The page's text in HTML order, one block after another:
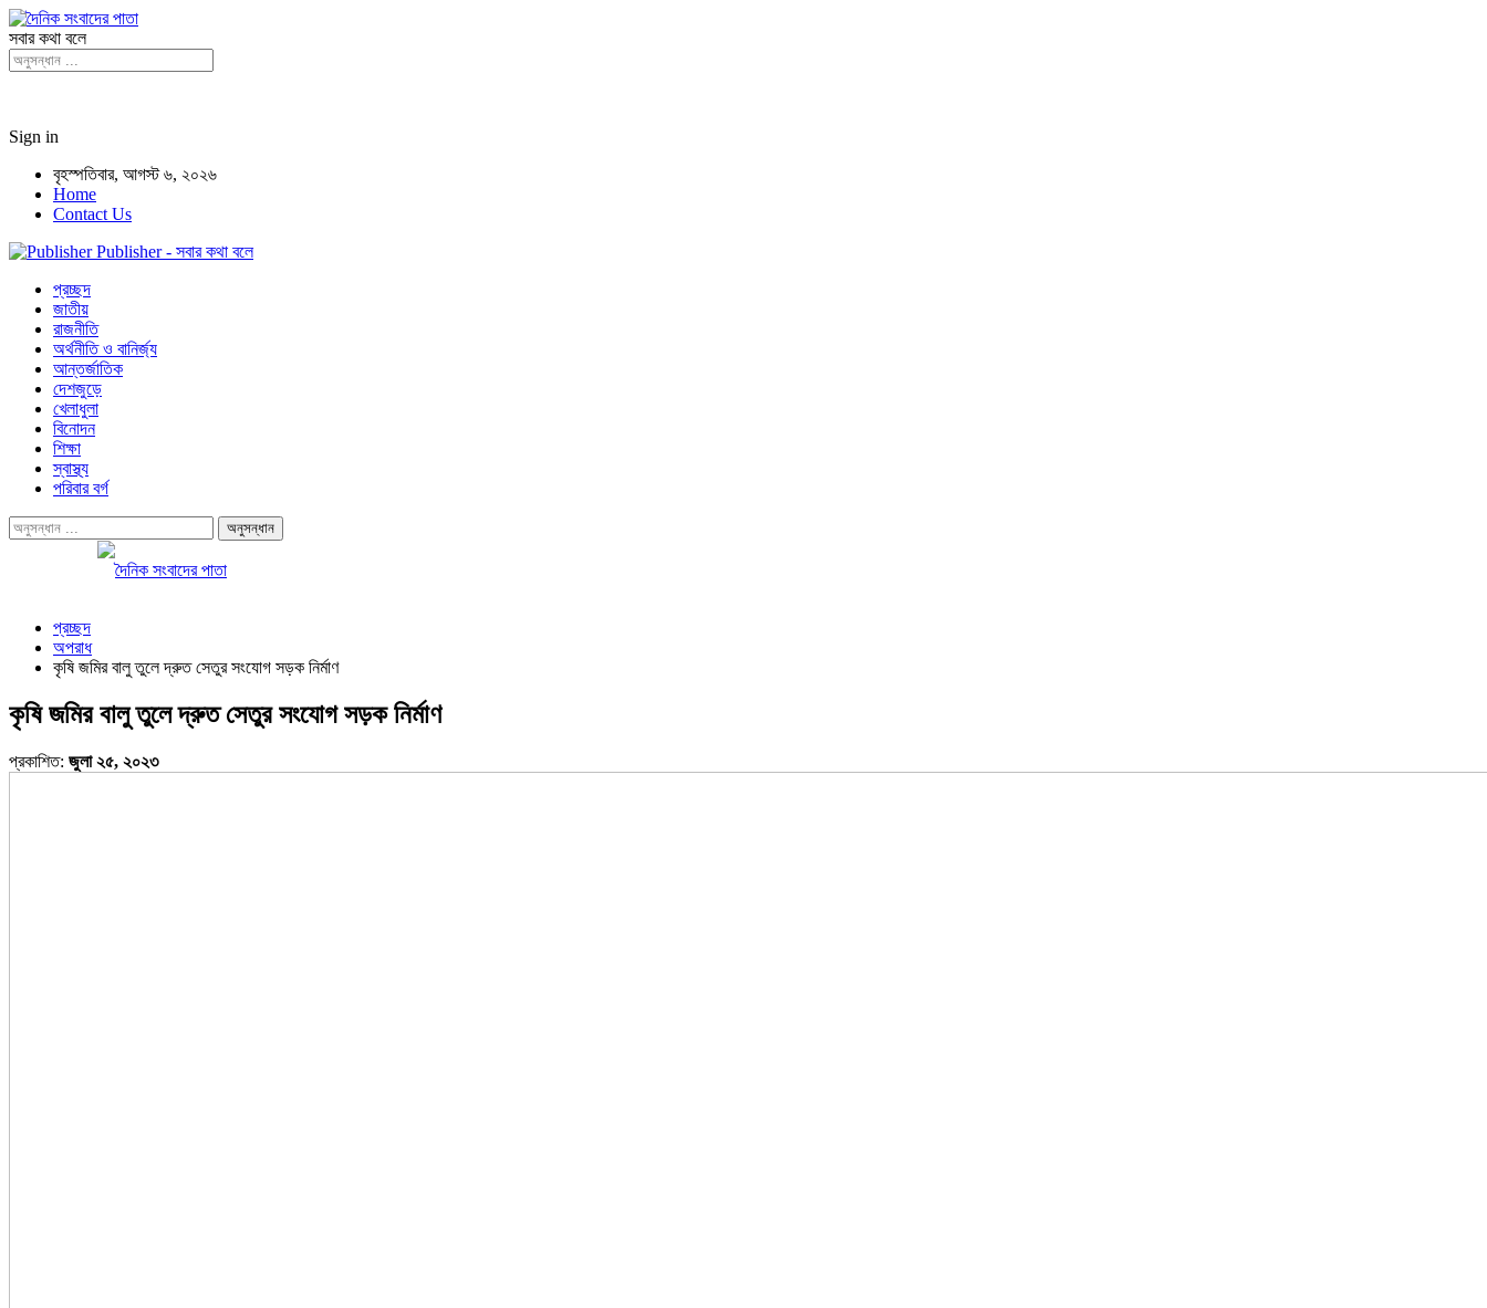
সবার কথা বলে
Sign in
বৃহস্পতিবার, আগস্ট ৬, ২০২৬
Home
Contact Us
Publisher - সবার কথা বলে
প্রচ্ছদ
জাতীয়
রাজনীতি
অর্থনীতি ও বানির্জ্য
আন্তর্জাতিক
দেশজুড়ে
খেলাধুলা
বিনোদন
শিক্ষা
স্বাস্থ্য
পরিবার বর্গ
প্রচ্ছদ
অপরাধ
কৃষি জমির বালু তুলে দ্রুত সেতুর সংযোগ সড়ক নির্মাণ
কৃষি জমির বালু তুলে দ্রুত সেতুর সংযোগ সড়ক নির্মাণ
প্রকাশিত: জুলা ২৫, ২০২৩